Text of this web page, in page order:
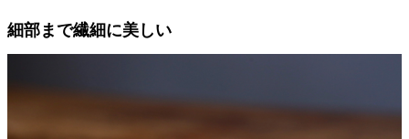
細部まで繊細に美しい